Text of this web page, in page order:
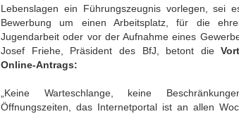
Lebenslagen ein Führungszeugnis vorlegen, sei
Bewerbung um einen Arbeitsplatz, für die
Jugendarbeit oder vor der Aufnahme eines
Josef Friehe, Präsident des BfJ, betont die
Online-Antrags:
„Keine Warteschlange, keine
Öffnungszeiten, das Internetportal ist an allen